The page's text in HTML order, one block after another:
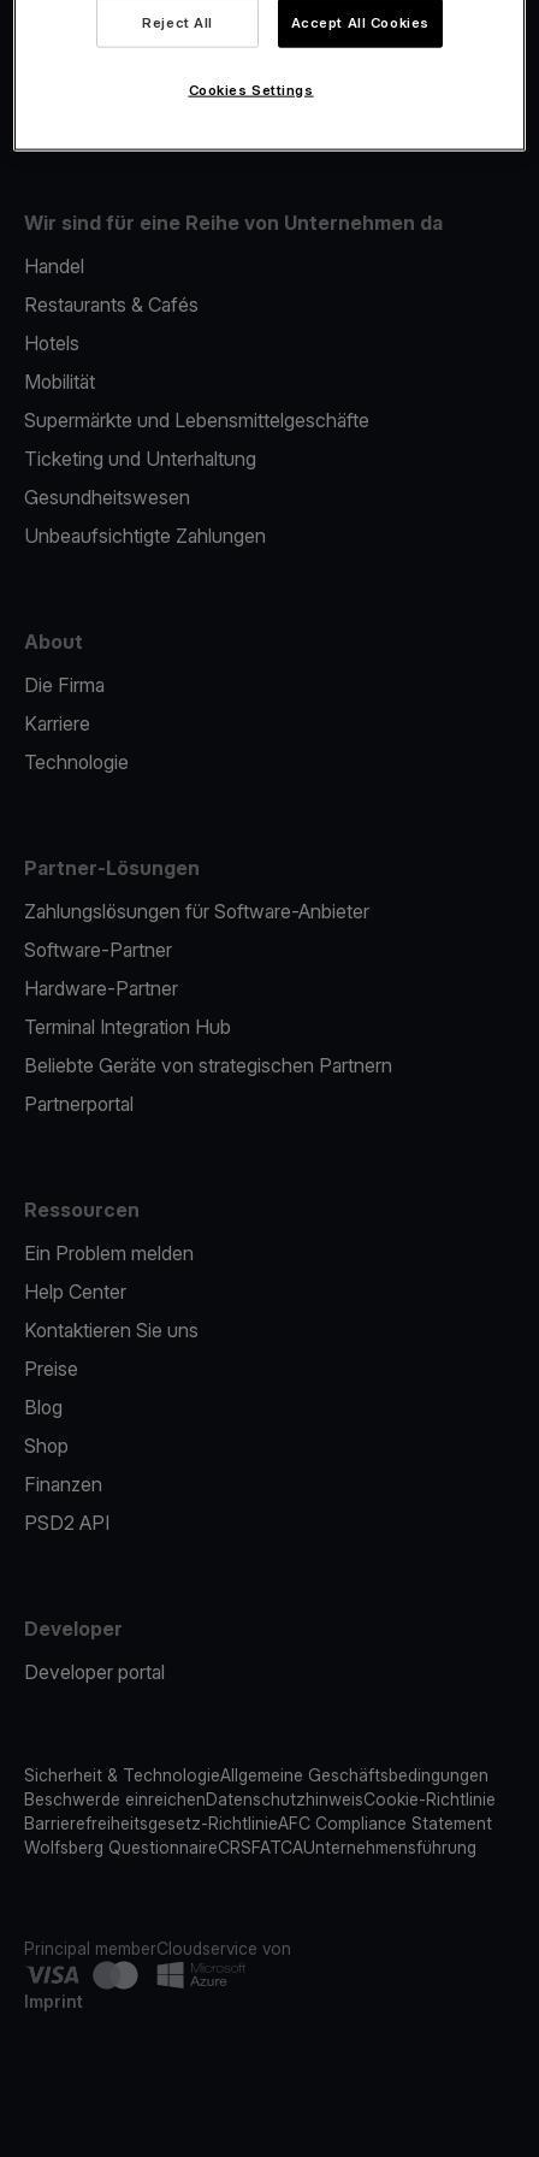
Fiskalisierung
Wir sind für eine Reihe von Unternehmen da
Handel
Restaurants & Cafés
Hotels
Mobilität
Supermärkte und Lebensmittelgeschäfte
Ticketing und Unterhaltung
Gesundheitswesen
Unbeaufsichtigte Zahlungen
About
Die Firma
Karriere
Technologie
Partner-Lösungen
Zahlungslösungen für Software-Anbieter
Software-Partner
Hardware-Partner
Terminal Integration Hub
Beliebte Geräte von strategischen Partnern
Partnerportal
Ressourcen
Ein Problem melden
Help Center
Kontaktieren Sie uns
Preise
Blog
Shop
Finanzen
PSD2 API
Developer
Developer portal
Sicherheit & TechnologieAllgemeine Geschäftsbedingungen
Beschwerde einreichenDatenschutzhinweisCookie-Richtlinie
Barrierefreiheitsgesetz-RichtlinieAFC Compliance Statement
Wolfsberg QuestionnaireCRSFATCAUnternehmensführung
Principal memberCloudservice von
Imprint
Reject All Accept All Cookies
Cookies Settings